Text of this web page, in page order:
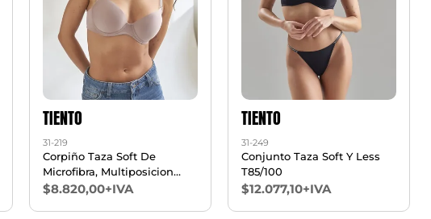
TIENTO
31-219
Corpiño Taza Soft De
Microfibra, Multiposicion
T85/100
$8.820,00+IVA
TIENTO
31-249
Conjunto Taza Soft Y Less
T85/100
$12.077,10+IVA